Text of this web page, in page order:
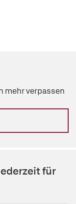
mehr verpassen
für